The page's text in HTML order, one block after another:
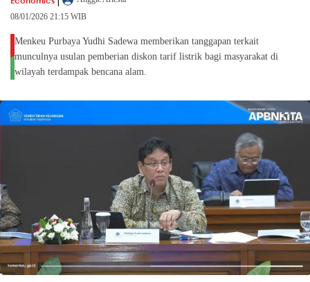
08/01/2026 21:15 WIB
Menkeu Purbaya Yudhi Sadewa memberikan tanggapan terkait
munculnya usulan pemberian diskon tarif listrik bagi masyarakat di
wilayah terdampak bencana alam.